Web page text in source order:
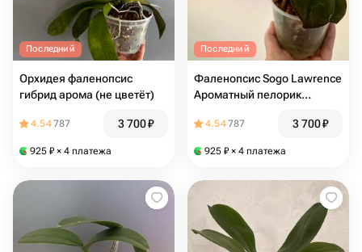
Последний
Орхидея фаленопсис
гибрид арома (не цветёт)
4.54787 3 700₽
925 ₽ × 4 платежа
Последний
Фаленопсис Sogo Lawrence
Ароматный пелорик
мутант)
4.54787 3 700₽
925 ₽ × 4 платежа